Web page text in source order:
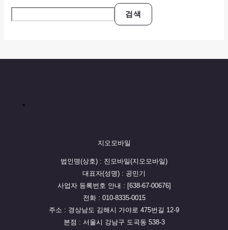
검색
지오모바일
법인명(상호) : 진모바일(지오모바일)
대표자(성명) : 공민기
사업자 등록번호 안내 : [638-67-00676]
전화 : 010-8335-0015
주소 : 경상남도 김해시 가야로 475번길 12-9
본점 : 서울시 강남구 도곡동 538-3